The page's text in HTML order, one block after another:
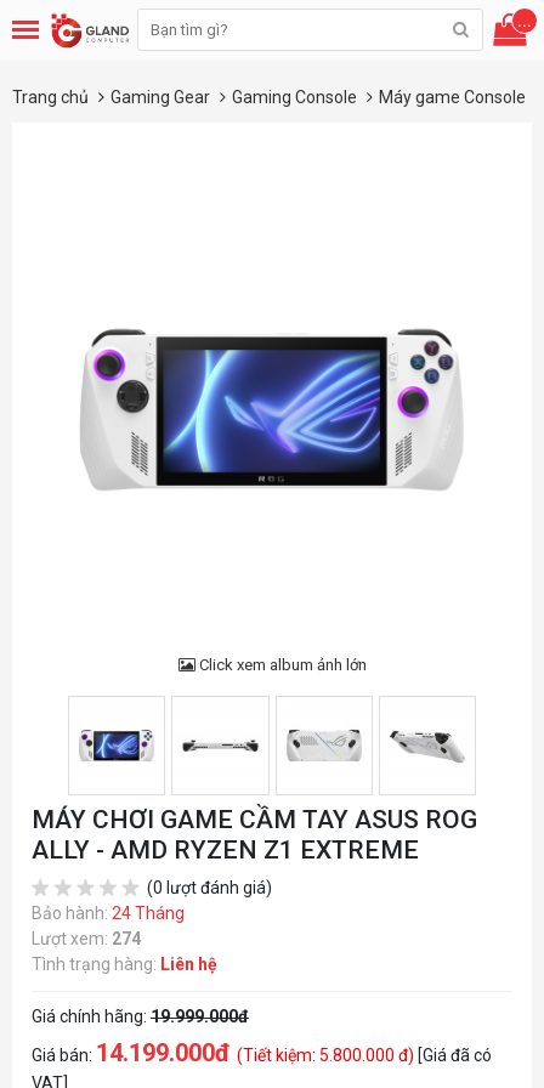
...
Trang chủ Gaming Gear Gaming Console Máy game Console
Click xem album ảnh lớn
MÁY CHƠI GAME CẦM TAY ASUS ROG
ALLY - AMD RYZEN Z1 EXTREME
(0 lượt đánh giá)
Bảo hành: 24 Tháng
Lượt xem: 274
Tình trạng hàng: Liên hệ
Giá chính hãng: 19.999.000đ
Giá bán: 14.199.000đ (Tiết kiệm: 5.800.000 đ) [Giá đã có
VAT]